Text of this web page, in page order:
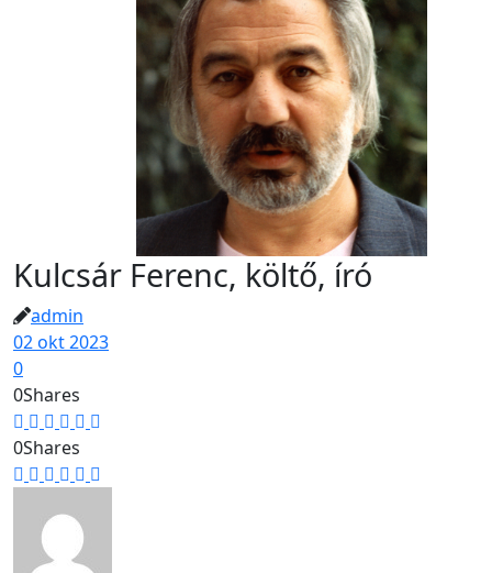
Kulcsár Ferenc, költő, író
admin
02 okt 2023
0
0Shares
0Shares